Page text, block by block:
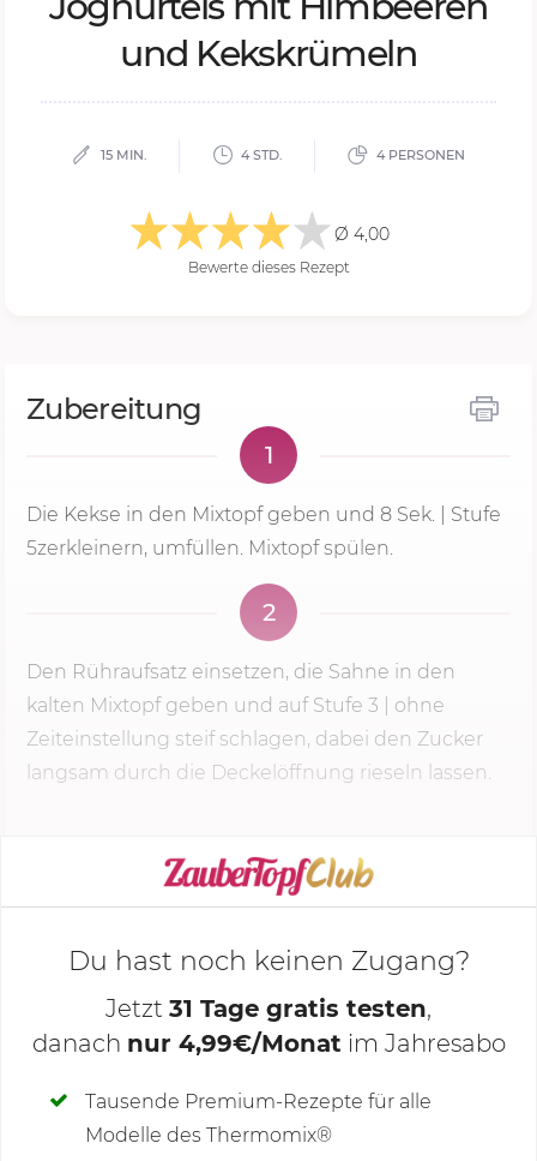
und Keks­krü­meln
15 MIN. 4 STD. 4 PERSONEN
Ø 4,00
Bewerte dieses Rezept
Zubereitung
1
Die Kekse in den Mixtopf geben und 8 Sek.
| Stufe
5zerkleinern, umfüllen. Mixtopf spülen.
2
Den Rühraufsatz einsetzen, die Sahne in den
kalten Mixtopf geben und auf Stufe 3
| ohne
Zeiteinstellung steif schlagen, dabei den Zucker
langsam durch die Deckelöffnung rieseln lassen.
KOCHMODUS STARTEN
Deine Notizen
Du hast noch keinen Zugang?
Jetzt 31 Tage gratis testen,
danach nur 4,99€/Monat im Jahresabo
Tausende Premium-Rezepte für alle
Modelle des Thermomix®